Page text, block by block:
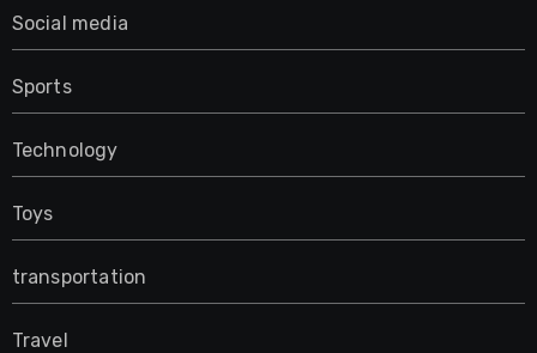
Social media
Sports
Technology
Toys
transportation
Travel